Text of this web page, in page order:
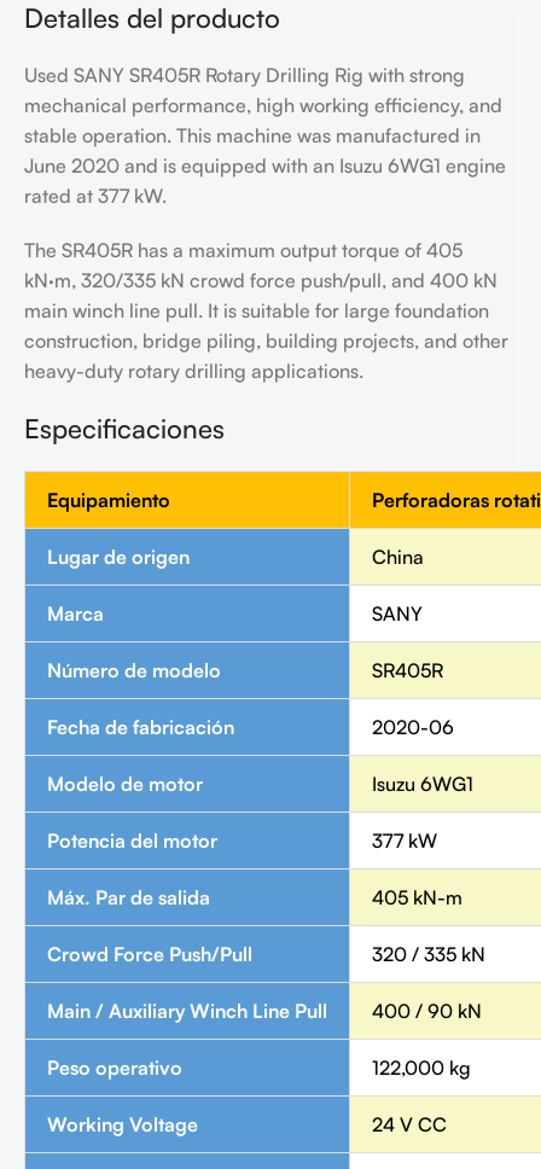
Detalles del producto
Used SANY SR405R Rotary Drilling Rig with strong
mechanical performance, high working efficiency, and
stable operation. This machine was manufactured in
June 2020 and is equipped with an Isuzu 6WG1 engine
rated at 377 kW.
The SR405R has a maximum output torque of 405
kN·m, 320/335 kN crowd force push/pull, and 400 kN
main winch line pull. It is suitable for large foundation
construction, bridge piling, building projects, and other
heavy-duty rotary drilling applications.
Especificaciones
Equipamiento Perforadoras
Lugar de origen China
Marca SANY
Número de modelo SR405R
Fecha de fabricación 2020-06
Modelo de motor Isuzu 6WG1
Potencia del motor 377 kW
Máx. Par de salida 405 kN-m
Crowd Force Push/Pull 320 / 335 kN
Main / Auxiliary Winch Line Pull 400 / 90 kN
Peso operativo 122,000 kg
Working Voltage 24 V CC